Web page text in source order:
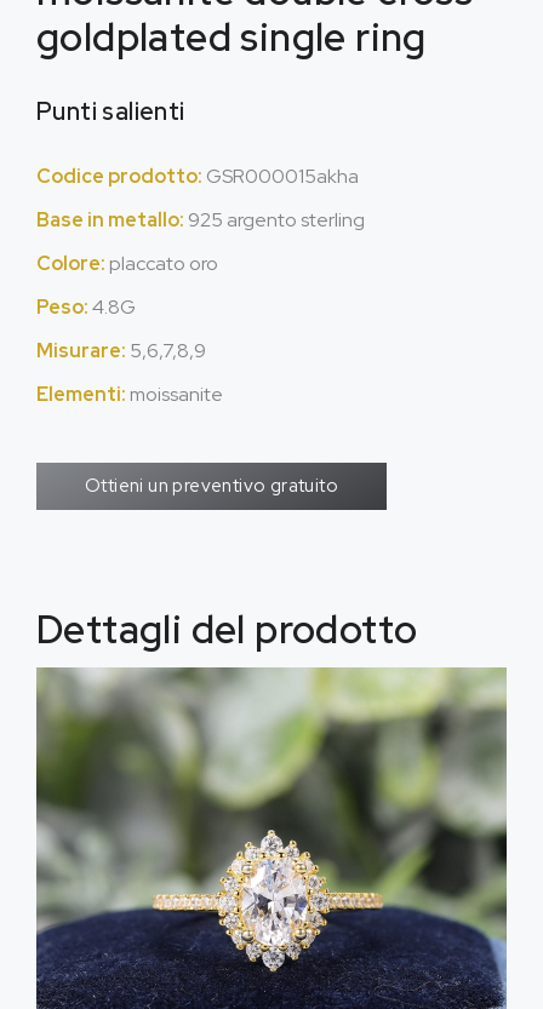
goldplated single ring
Punti salienti
Codice prodotto: GSR000015akha
Base in metallo: 925 argento sterling
Colore: placcato oro
Peso:4.8G
Misurare: 5,6,7,8,9
Elementi: moissanite
Ottieni un preventivo gratuito
Dettagli del prodotto